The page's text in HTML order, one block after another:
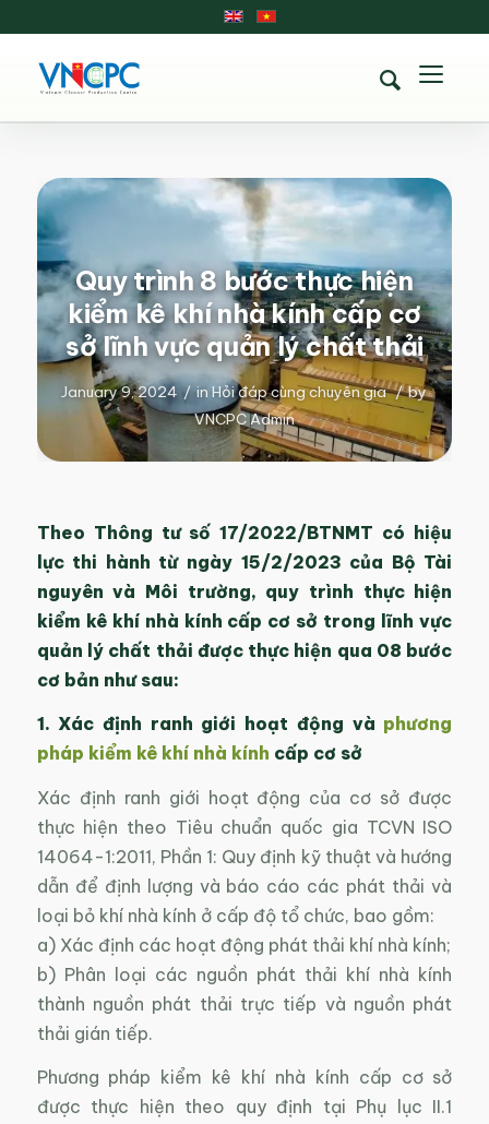
Quy trình 8 bước thực hiện
kiểm kê khí nhà kính cấp cơ
sở lĩnh vực quản lý chất thải
January 9, 2024 / inHỏi đáp cùng chuyên gia / by
VNCPC Admin
Theo Thông tư số 17/2022/BTNMT có hiệu
lực thi hành từ ngày 15/2/2023 của Bộ Tài
nguyên và Môi trường, quy trình thực hiện
kiểm kê khí nhà kính cấp cơ sở trong lĩnh vực
quản lý chất thải được thực hiện qua 08 bước
cơ bản như sau:
1. Xác định ranh giới hoạt động và phương
pháp kiểm kê khí nhà kính cấp cơ sở
Xác định ranh giới hoạt động của cơ sở được
thực hiện theo Tiêu chuẩn quốc gia TCVN ISO
14064-1:2011, Phần 1: Quy định kỹ thuật và hướng
dẫn để định lượng và báo cáo các phát thải và
loại bỏ khí nhà kính ở cấp độ tổ chức, bao gồm:
a) Xác định các hoạt động phát thải khí nhà kính;
b) Phân loại các nguồn phát thải khí nhà kính
thành nguồn phát thải trực tiếp và nguồn phát
thải gián tiếp.
Phương pháp kiểm kê khí nhà kính cấp cơ sở
được thực hiện theo quy định tại Phụ lục II.1